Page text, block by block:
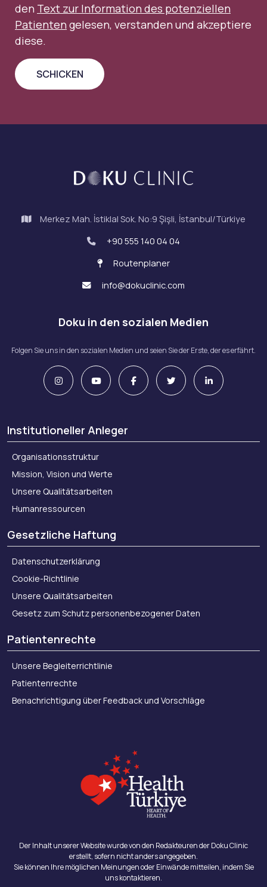
den Text zur Information des potenziellen
Patienten gelesen, verstanden und akzeptiere
diese.
Merkez Mah. İstiklal Sok. No:9 Şişli, İstanbul/Türkiye
+90 555 140 04 04
Routenplaner
info@dokuclinic.com
Doku in den sozialen Medien
Folgen Sie uns in den sozialen Medien und seien Sie der Erste, der es erfährt.
Institutioneller Anleger
Organisationsstruktur
Mission, Vision und Werte
Unsere Qualitätsarbeiten
Humanressourcen
Gesetzliche Haftung
Datenschutzerklärung
Cookie-Richtlinie
Unsere Qualitätsarbeiten
Gesetz zum Schutz personenbezogener Daten
Patientenrechte
Unsere Begleiterrichtlinie
Patientenrechte
Benachrichtigung über Feedback und Vorschläge
Der Inhalt unserer Website wurde von den Redakteuren der Doku Clinic
erstellt, sofern nicht anders angegeben.
Sie können Ihre möglichen Meinungen oder Einwände mitteilen, indem Sie
uns kontaktieren.